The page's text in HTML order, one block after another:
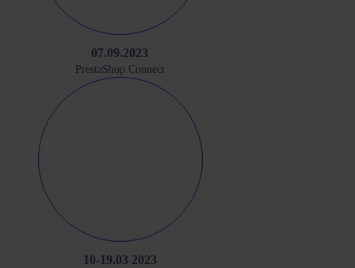
07.09.2023
PrestaShop Connect
10-19.03 2023